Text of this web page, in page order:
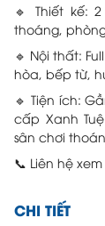
🔹 Thiết kế:
thoáng,
🔹 Nội thất:
hòa, bếp từ,
🔹 Tiện ích:
cấp Xanh
sân chơi
📞 Liên hệ
CHI TIẾT